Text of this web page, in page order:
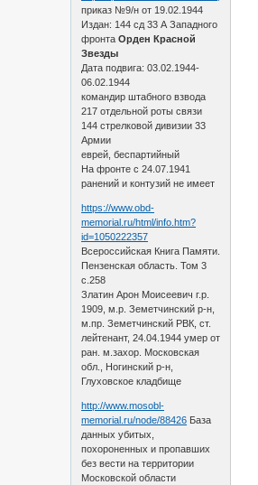
приказ №9/н от 19.02.1944
Издан: 144 сд 33 А Западного
фронтаОрден Красной
Звезды
Дата подвига: 03.02.1944-
06.02.1944
командир штабного взвода
217 отдельной роты связи
144 стрелковой дивизии 33
Армии
еврей, беспартийный
На фронте с 24.07.1941
ранений и контузий не имеет
https://www.obd-
memorial.ru/html/info.htm?
id=1050222357
Всероссийская Книга Памяти.
Пензенская область. Том 3
с.258
Златин Арон Моисеевич г.р.
1909, м.р. Земетчинский р-н,
м.пр. Земетчинский РВК, ст.
лейтенант, 24.04.1944 умер от
ран. м.захор. Московская
обл., Ногинский р-н,
Глуховское кладбище
http://www.mosobl-
memorial.ru/node/88426 База
данных убитых,
похороненных и пропавших
без вести на территории
Московской области